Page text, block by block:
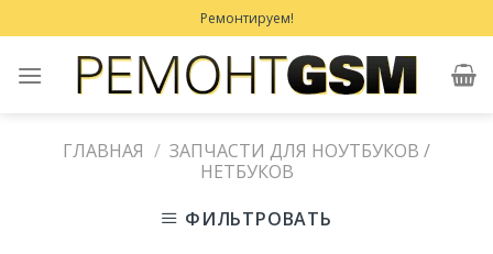
to
content
Ремонтируем!
ГЛАВНАЯ / ЗАПЧАСТИ ДЛЯ НОУТБУКОВ /
НЕТБУКОВ
ФИЛЬТРОВАТЬ